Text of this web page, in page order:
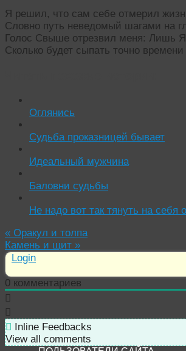
Я решил, что сам себе отмерил
Словно путь неведомый шагами на
Голос Свыше отрезвил меня: Лишь
Сколько будет сыпать точно времени
Оглянись
Судьба проказницей бывает
Идеальный мужчина
Баловни судьбы
Не надо вот так тянуть на себя
« Оракул и толпа
Камень и щит »
Login
0 комментариев
Inline Feedbacks
View all comments